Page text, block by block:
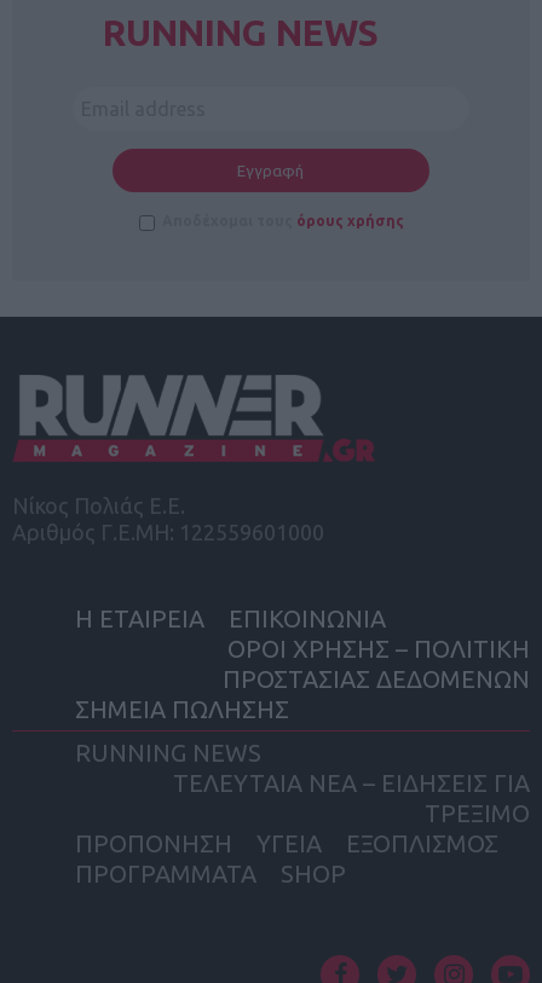
RUNNING NEWS
όρους χρήσης
Νίκος Πολιάς Ε.Ε.
Αριθμός Γ.Ε.ΜΗ: 122559601000
Η ΕΤΑΙΡΕΙΑ
ΕΠΙΚΟΙΝΩΝΙΑ
ΟΡΟΙ ΧΡΗΣΗΣ – ΠΟΛΙΤΙΚΗ
ΠΡΟΣΤΑΣΙΑΣ ΔΕΔΟΜΕΝΩΝ
ΣΗΜΕΙΑ ΠΩΛΗΣΗΣ
RUNNING NEWS
ΤΕΛΕΥΤΑΙΑ ΝΕΑ – ΕΙΔΗΣΕΙΣ ΓΙΑ
ΤΡΕΞΙΜΟ
ΠΡΟΠΟΝΗΣΗ
ΥΓΕΙΑ
ΕΞΟΠΛΙΣΜΟΣ
ΠΡΟΓΡΑΜΜΑΤΑ
SHOP